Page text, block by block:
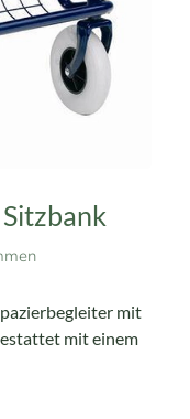
mit
mit einem